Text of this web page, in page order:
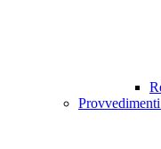
Provvedimenti